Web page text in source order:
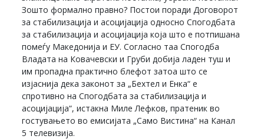
Зошто формално правно? Постои поради Договорот
за стабилизација и асоцијација односно Спогодбата
за стабилизација и асоцијација која што е потпишана
помеѓу Македонија и ЕУ. Согласно таа Спогодба
Владата на Ковачевски и Груби добија ладен туш и
им пропадна практично блефот затоа што се
изјаснија дека законот за „Бехтел и Енка“ е
спротивно на Спогодбата за стабилизација и
асоцијација“, истакна Миле Лефков, пратеник во
гостувањето во емисијата „Само Вистина“ на Канал
5 телевизија.